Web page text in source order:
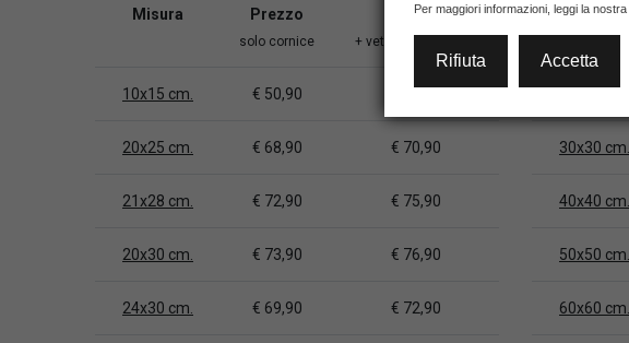
Misura Prezzo
solo cornice
Prezzo
+ vetro e fondo base
10x15 cm. € 50,90
20x25 cm. € 68,90 € 70,90
21x28 cm. € 72,90 € 75,90
20x30 cm. € 73,90 € 76,90
24x30 cm. € 69,90 € 72,90
Misura
30x30 cm.
40x40 cm.
50x50 cm.
60x60 cm.
Per maggiori informazioni, leggi la nostra
Rifiuta Accetta